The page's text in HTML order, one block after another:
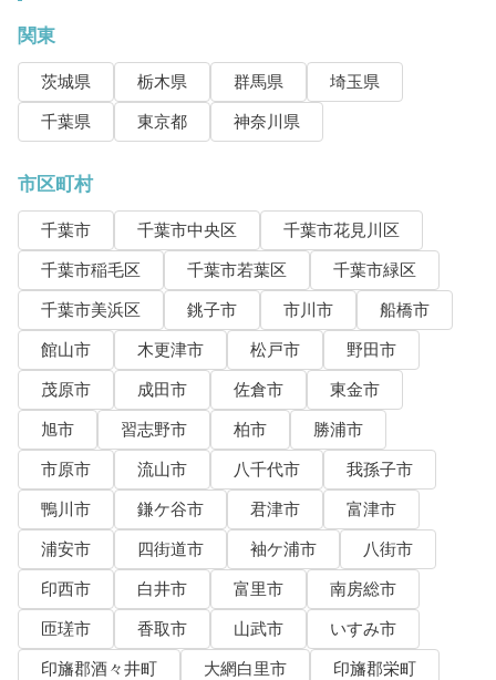
関東
茨城県 栃木県 群馬県
埼玉県
千葉県
東京都 神奈川県
市区町村
千葉市 千葉市中央区
千葉市花見川区
千葉市稲毛区
千葉市若葉区
千葉市緑区
千葉市美浜区
銚子市 市川市
船橋市
館山市
木更津市 松戸市
野田市
茂原市
成田市 佐倉市
東金市
旭市
習志野市 柏市
勝浦市
市原市
流山市 八千代市
我孫子市
鴨川市
鎌ケ谷市 君津市
富津市
浦安市
四街道市 袖ケ浦市
八街市
印西市
白井市 富里市
南房総市
匝瑳市
香取市 山武市
いすみ市
印旛郡酒々井町
大網白里市
印旛郡栄町